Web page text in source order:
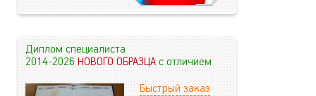
Диплом специалиста
2014-2026НОВОГО ОБРАЗЦАс отличием
Быстрый заказ